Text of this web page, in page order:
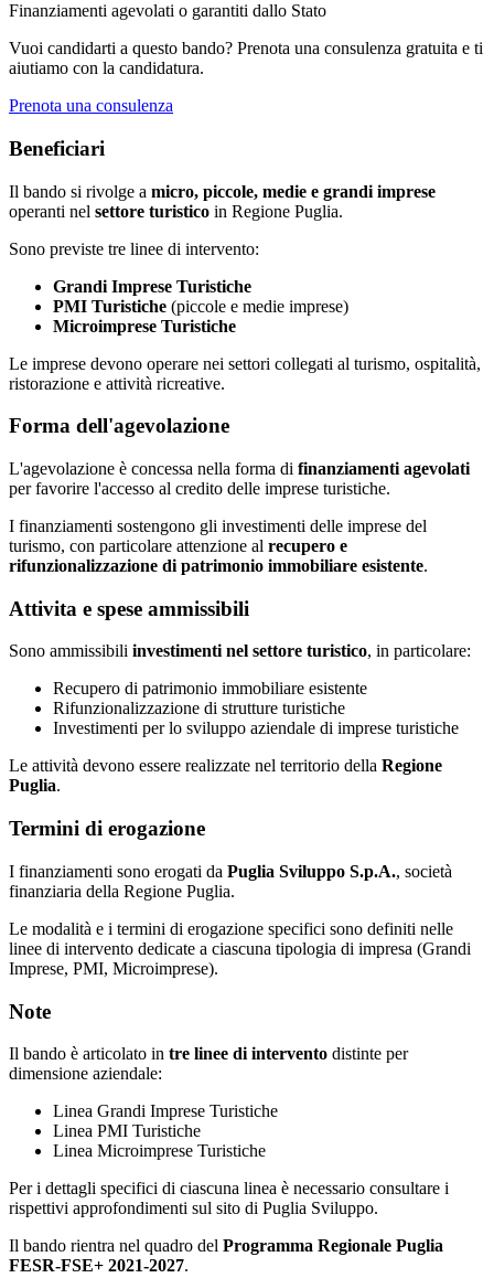
Finanziamenti agevolati o garantiti dallo Stato
Vuoi candidarti a questo bando? Prenota una consulenza gratuita e ti
aiutiamo con la candidatura.
Prenota una consulenza
Beneficiari
Il bando si rivolge a micro, piccole, medie e grandi imprese
operanti nel settore turistico in Regione Puglia.
Sono previste tre linee di intervento:
Grandi Imprese Turistiche
PMI Turistiche (piccole e medie imprese)
Microimprese Turistiche
Le imprese devono operare nei settori collegati al turismo, ospitalità,
ristorazione e attività ricreative.
Forma dell'agevolazione
L'agevolazione è concessa nella forma di finanziamenti agevolati
per favorire l'accesso al credito delle imprese turistiche.
I finanziamenti sostengono gli investimenti delle imprese del
turismo, con particolare attenzione al recupero e
rifunzionalizzazione di patrimonio immobiliare esistente.
Attivita e spese ammissibili
Sono ammissibili investimenti nel settore turistico, in particolare:
Recupero di patrimonio immobiliare esistente
Rifunzionalizzazione di strutture turistiche
Investimenti per lo sviluppo aziendale di imprese turistiche
Le attività devono essere realizzate nel territorio della Regione
Puglia.
Termini di erogazione
I finanziamenti sono erogati da Puglia Sviluppo S.p.A., società
finanziaria della Regione Puglia.
Le modalità e i termini di erogazione specifici sono definiti nelle
linee di intervento dedicate a ciascuna tipologia di impresa (Grandi
Imprese, PMI, Microimprese).
Note
Il bando è articolato in tre linee di intervento distinte per
dimensione aziendale:
Linea Grandi Imprese Turistiche
Linea PMI Turistiche
Linea Microimprese Turistiche
Per i dettagli specifici di ciascuna linea è necessario consultare i
rispettivi approfondimenti sul sito di Puglia Sviluppo.
Il bando rientra nel quadro del Programma Regionale Puglia
FESR-FSE+ 2021-2027.